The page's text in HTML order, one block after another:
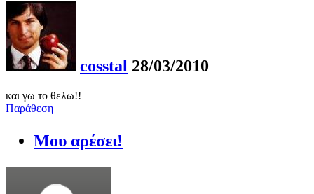
cosstal 28/03/2010
και γω το θελω!!
Παράθεση
Μου αρέσει!